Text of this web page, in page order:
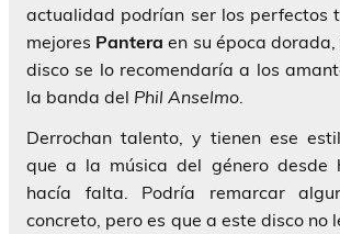
actualidad podrían ser los perfectos
mejores Pantera en su época
disco se lo recomendaría a los
la banda del Phil Anselmo.
Derrochan talento, y tienen ese
que a la música del género desde
hacía falta. Podría remarcar
concreto, pero es que a este disco no